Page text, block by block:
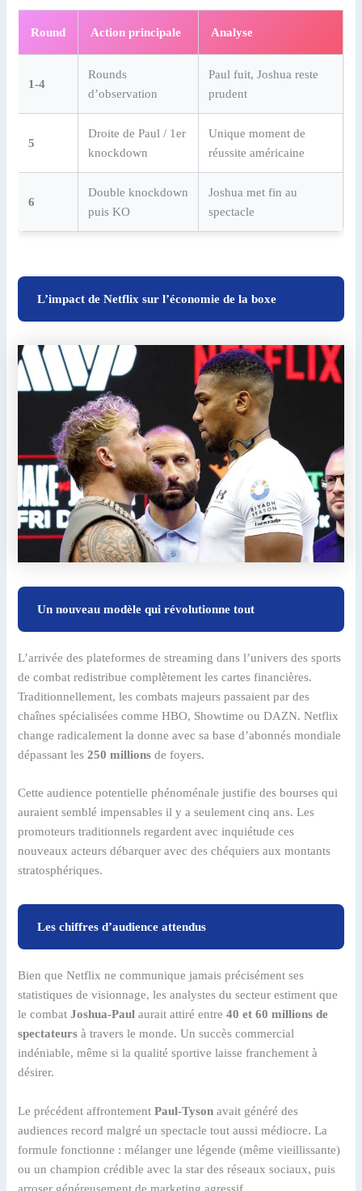
Round Action principale Analyse
1-4
Rounds
d’observation
Paul fuit, Joshua reste
prudent
5
Droite de Paul / 1er
knockdown
Unique moment de
réussite américaine
6
Double knockdown
puis KO
Joshua met fin au
spectacle
L’impact de Netflix sur l’économie de la boxe
Un nouveau modèle qui révolutionne tout
L’arrivée des plateformes de streaming dans l’univers des sports
de combat redistribue complètement les cartes financières.
Traditionnellement, les combats majeurs passaient par des
chaînes spécialisées comme HBO, Showtime ou DAZN. Netflix
change radicalement la donne avec sa base d’abonnés mondiale
dépassant les250 millions de foyers.
Cette audience potentielle phénoménale justifie des bourses qui
auraient semblé impensables il y a seulement cinq ans. Les
promoteurs traditionnels regardent avec inquiétude ces
nouveaux acteurs débarquer avec des chéquiers aux montants
stratosphériques.
Les chiffres d’audience attendus
Bien que Netflix ne communique jamais précisément ses
statistiques de visionnage, les analystes du secteur estiment que
le combatJoshua-Paul aurait attiré entre40 et 60 millions de
spectateurs à travers le monde. Un succès commercial
indéniable, même si la qualité sportive laisse franchement à
désirer.
Le précédent affrontementPaul-Tyson avait généré des
audiences record malgré un spectacle tout aussi médiocre. La
formule fonctionne : mélanger une légende (même vieillissante)
ou un champion crédible avec la star des réseaux sociaux, puis
arroser généreusement de marketing agressif.